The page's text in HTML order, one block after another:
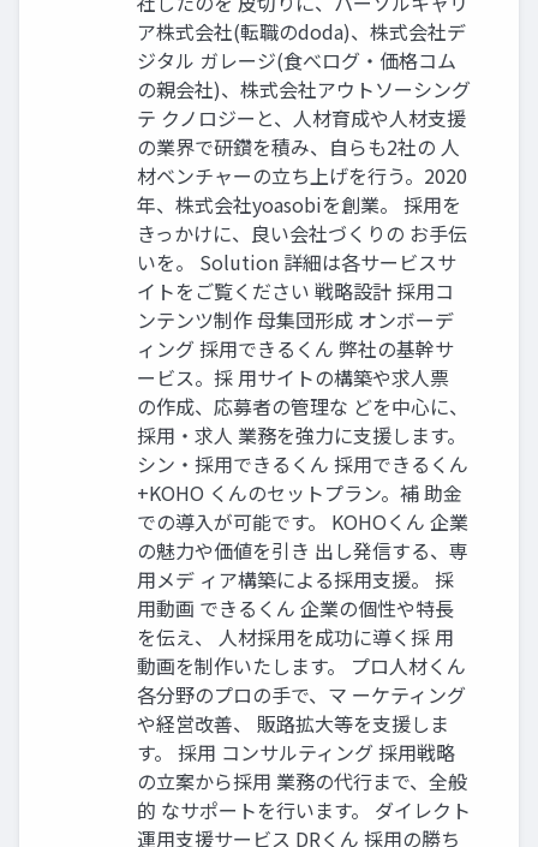
ア株式会社(転職のdoda)、株式会社デ
ジタル ガレージ(食べログ・価格コム
の親会社)、株式会社アウトソーシング
テ クノロジーと、人材育成や人材支援
の業界で研鑽を積み、自らも2社の 人
材ベンチャーの立ち上げを行う。2020
年、株式会社yoasobiを創業。 採用を
きっかけに、良い会社づくりの お手伝
いを。 Solution 詳細は各サービスサ
イトをご覧ください 戦略設計 採用コ
ンテンツ制作 母集団形成 オンボーデ
ィング 採用できるくん 弊社の基幹サ
ービス。採 用サイトの構築や求人票
の作成、応募者の管理な どを中心に、
採用・求人 業務を強力に支援します。
シン・採用できるくん 採用できるくん
+KOHO くんのセットプラン。補 助金
での導入が可能です。 KOHOくん 企業
の魅力や価値を引き 出し発信する、専
用メデ ィア構築による採用支援。 採
用動画 できるくん 企業の個性や特長
を伝え、 人材採用を成功に導く採 用
動画を制作いたします。 プロ人材くん
各分野のプロの手で、マ ーケティング
や経営改善、 販路拡大等を支援しま
す。 採用 コンサルティング 採用戦略
の立案から採用 業務の代行まで、全般
的 なサポートを行います。 ダイレクト
運用支援サービス DRくん 採用の勝ち